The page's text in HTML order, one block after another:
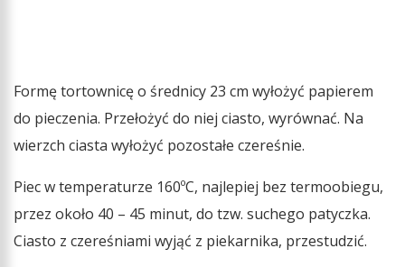
Formę tortownicę o średnicy 23 cm wyłożyć papierem
do pieczenia. Przełożyć do niej ciasto, wyrównać. Na
wierzch ciasta wyłożyć pozostałe czereśnie.
Piec w temperaturze 160ºC, najlepiej bez termoobiegu,
przez około 40 – 45 minut, do tzw. suchego patyczka.
Ciasto z czereśniami wyjąć z piekarnika, przestudzić.